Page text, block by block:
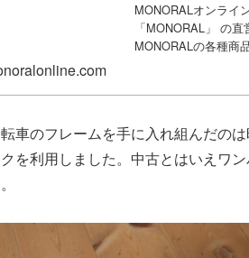
MONORALオンライ
「MONORAL」 の
MONORALの各種商
車のフレームを手に入れ組んだの
を利用しました。中古とはいえワ